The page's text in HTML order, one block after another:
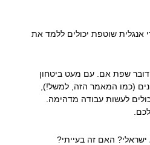
אנגלית שוטפת יכולים ללמד את
דובר שפת אם. עם מעט ביטחון
(כמו המאמר הזה, למשל!),
לעשות עבודה מדהימה.
האם זה בעייתי?